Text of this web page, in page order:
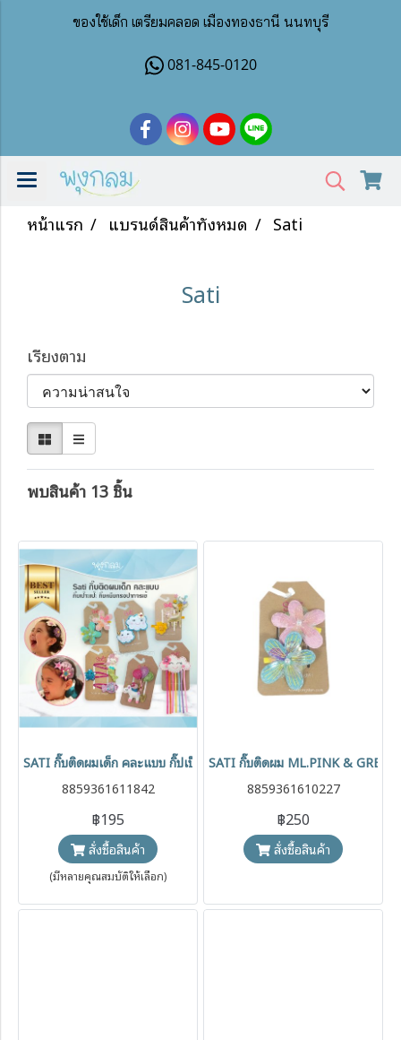
ของใช้เด็ก เตรียมคลอด เมืองทองธานี นนทบุรี
081-845-0120
หน้าแรก แบรนด์สินค้าทั้งหมด Sati
Sati
เรียงตาม
พบสินค้า 13 ชิ้น
SATI กิ๊บติดผมเด็ก คละแบบ กิ๊ปเป๊าะแป๊ะ กิ๊บหนีบทรงปากจรเข้
8859361611842
฿195
สั่งซื้อสินค้า
(มีหลายคุณสมบัติให้เลือก)
SATI กิ๊บติดผม ML.PINK & GREEN
8859361610227
฿250
สั่งซื้อสินค้า